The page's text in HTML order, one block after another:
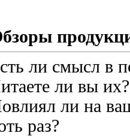
ли смысл в
ли вы их?
ли на
раз?